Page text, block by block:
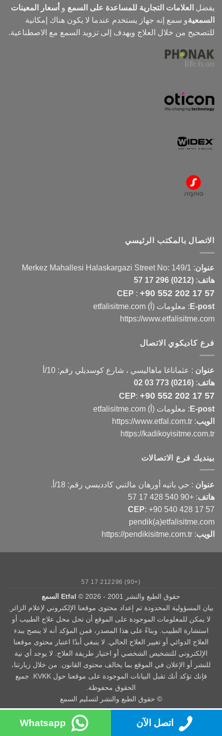
يفضل العلامات التجارية للمساعدة على السمع و أسعار المعينات
السمعيةو سمع إنه جهاز يستخدم عندما لا يكون هناك إمكانية
للتصحيح من خلال العلاج ويهدف إلى تزويد السمع مع الاصطناعية.
الاتصال بالمكتب الرئيسي
عنوان:
Merkez Mahallesi Halaskargazi Street No: 149/1
هاتف:
(0212) 296 17 57
CEP : +90 552 202 17 57
E-post : معلومات (أ) etfalisitme.com
https://www.etfalisitme.com
فرع كاديكوي الاتصال
عنوان : عثماناغا ماهاليسي ، شارع كوسديلي رقم: 10/أ
هاتف:
(0216) 773 03 02
CEP: +90 552 202 17 57
E-post : معلومات (أ) etfalisitme.com
الويب:
https://www.etfal.com.tr
https://kadikoyisitme.com.tr
بينديك فرع الاتصالات
عنوان : حي باتيه أورهان مالتبي كادديسي رقم: 18/أ.
هاتف:
+90 540 428 17 57
CEP: +90 540 428 17 57
pendik(a)etfalisitme.com
الويب:
https://pendikisitme.com.tr
(+90) 212296 17 57
حقوق الطبع والنشر 2001 - 2026 ©
Etfal السمع
بيان المسؤولية المحدودة تم إعداد محتوى موقعنا الإلكتروني لإعلام الزائر.
لا يمكن للمعلومات الموجودة على الموقع أن تحل محل علاج الطبيب أو
استشارة الطبيب. وبناءً على هذا المصدر، فمن المؤكد أنه لا ينصح ببدء
العلاج الدوائي أو تغيير العلاج الحالي. لا ينبغي أبدًا اعتبار محتوى موقعنا
الإلكتروني للتشخيص الشخصي أو اختيار طريقة العلاج. لا يوجد أي نية
للنشر أو الإعلان في الموقع بما يخالف محتوى القانون. من خلال زيارتنا،
فإنك تؤكد أنك تقبل البيانات الموجودة على موقعنا حول KVKK. جميع
الحقوق محفوظة.
© حقوق الطبع والنشر لتسليم السمع
اتصل الآن Whatsapp